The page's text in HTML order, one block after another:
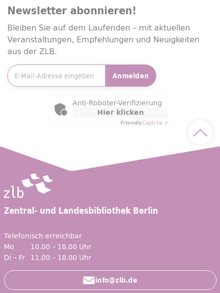
Newsletter abonnieren!
Bleiben Sie auf dem Laufenden – mit aktuellen
Veranstaltungen, Empfehlungen und Neuigkeiten
aus der ZLB.
Anmelden
Friendly Captcha
Anti-Roboter-Verifizierung
Hier klicken
FriendlyCaptcha ⇗
Zentral- und Landesbibliothek Berlin
Telefonisch erreichbar
Mo
10.00 – 18.00 Uhr
Di – Fr 11.00 – 18.00 Uhr
info@zlb.de